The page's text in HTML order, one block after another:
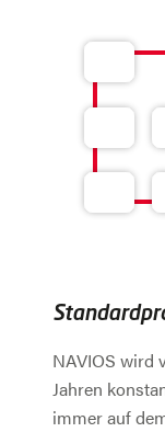
NAVIOS wird
Jahren
immer auf